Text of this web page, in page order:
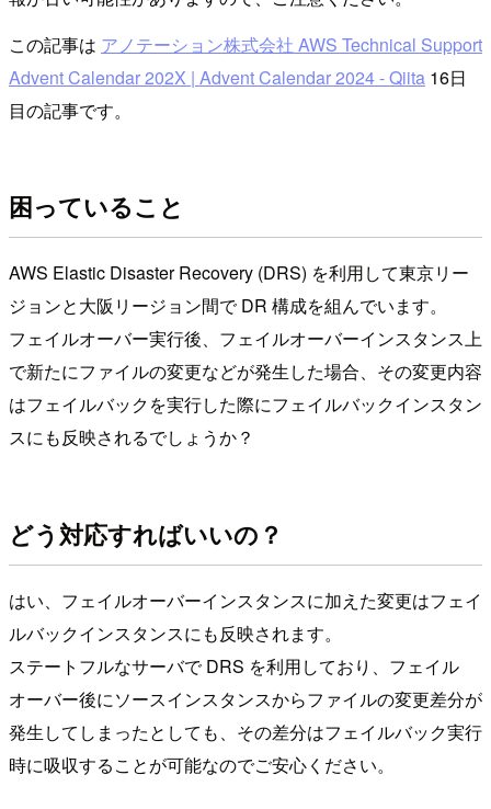
この記事は アノテーション株式会社 AWS Technical Support
Advent Calendar 202X | Advent Calendar 2024 - Qiita 16日
目の記事です。
困っていること
AWS Elastic Disaster Recovery (DRS) を利用して東京リー
ジョンと大阪リージョン間で DR 構成を組んでいます。
フェイルオーバー実行後、フェイルオーバーインスタンス上
で新たにファイルの変更などが発生した場合、その変更内容
はフェイルバックを実行した際にフェイルバックインスタン
スにも反映されるでしょうか？
どう対応すればいいの？
はい、フェイルオーバーインスタンスに加えた変更はフェイ
ルバックインスタンスにも反映されます。
ステートフルなサーバで DRS を利用しており、フェイル
オーバー後にソースインスタンスからファイルの変更差分が
発生してしまったとしても、その差分はフェイルバック実行
時に吸収することが可能なのでご安心ください。